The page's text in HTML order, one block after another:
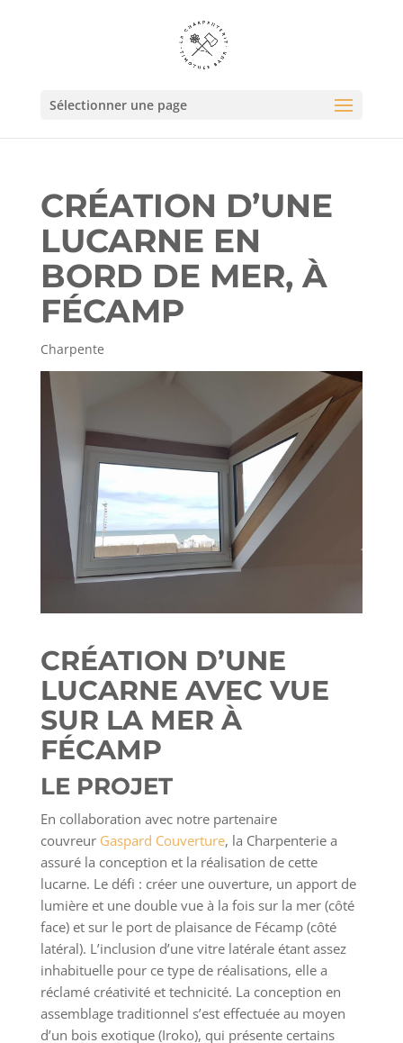
Sélectionner une page
CRÉATION D’UNE
LUCARNE EN
BORD DE MER, À
FÉCAMP
Charpente
CRÉATION D’UNE
LUCARNE AVEC VUE
SUR LA MER À
FÉCAMP
LE PROJET
En collaboration avec notre partenaire
couvreur Gaspard Couverture, la Charpenterie a
assuré la conception et la réalisation de cette
lucarne. Le défi : créer une ouverture, un apport de
lumière et une double vue à la fois sur la mer (côté
face) et sur le port de plaisance de Fécamp (côté
latéral). L’inclusion d’une vitre latérale étant assez
inhabituelle pour ce type de réalisations, elle a
réclamé créativité et technicité. La conception en
assemblage traditionnel s’est effectuée au moyen
d’un bois exotique (Iroko), qui présente certains